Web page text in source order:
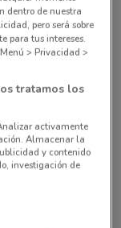
Zedec Sta
Álvaro
dentro de nuestra
pero será sobre
para tus intereses.
> Privacidad >
tratamos los
activamente
Almacenar la
y contenido
investigación de